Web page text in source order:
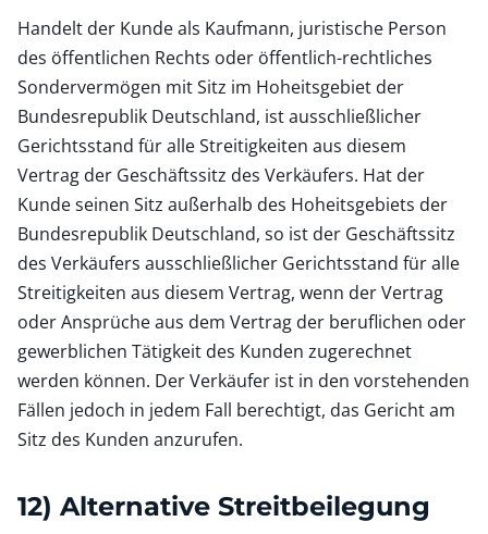
Handelt der Kunde als Kaufmann, juristische Person
des öffentlichen Rechts oder öffentlich-rechtliches
Sondervermögen mit Sitz im Hoheitsgebiet der
Bundesrepublik Deutschland, ist ausschließlicher
Gerichtsstand für alle Streitigkeiten aus diesem
Vertrag der Geschäftssitz des Verkäufers. Hat der
Kunde seinen Sitz außerhalb des Hoheitsgebiets der
Bundesrepublik Deutschland, so ist der Geschäftssitz
des Verkäufers ausschließlicher Gerichtsstand für alle
Streitigkeiten aus diesem Vertrag, wenn der Vertrag
oder Ansprüche aus dem Vertrag der beruflichen oder
gewerblichen Tätigkeit des Kunden zugerechnet
werden können. Der Verkäufer ist in den vorstehenden
Fällen jedoch in jedem Fall berechtigt, das Gericht am
Sitz des Kunden anzurufen.
12) Alternative Streitbeilegung